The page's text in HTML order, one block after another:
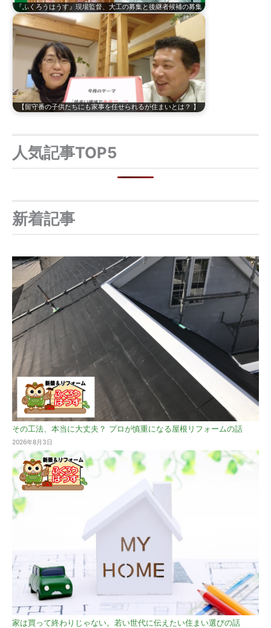
『ふくろうはうす』現場監督、大工の募集と後継者候補の募集
【留守番の子供たちにも家事を任せられるが住まいとは？ 】
人気記事TOP5
新着記事
その工法、本当に大丈夫？ プロが慎重になる屋根リフォームの話
2026年8月3日
家は買って終わりじゃない。若い世代に伝えたい住まい選びの話